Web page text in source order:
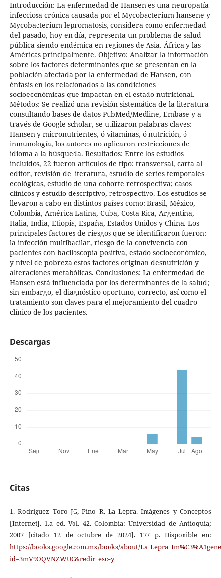
Introducción: La enfermedad de Hansen es una neuropatía
infecciosa crónica causada por el Mycobacterium hansene y
Mycobacterium lepromatosis, considera como enfermedad
del pasado, hoy en día, representa un problema de salud
pública siendo endémica en regiones de Asia, África y las
Américas principalmente. Objetivo: Analizar la información
sobre los factores determinantes que se presentan en la
población afectada por la enfermedad de Hansen, con
énfasis en los relacionados a las condiciones
socioeconómicas que impactan en el estado nutricional.
Métodos: Se realizó una revisión sistemática de la literatura
consultando bases de datos PubMed/Medline, Embase y a
través de Google scholar, se utilizaron palabras claves:
Hansen y micronutrientes, ó vitaminas, ó nutrición, ó
inmunología, los autores no aplicaron restricciones de
idioma a la búsqueda. Resultados: Entre los estudios
incluidos, 22 fueron artículos de tipo: transversal, carta al
editor, revisión de literatura, estudio de series temporales
ecológicas, estudio de una cohorte retrospectiva; casos
clínicos y estudio descriptivo, retrospectivo. Los estudios se
llevaron a cabo en distintos países como: Brasil, México,
Colombia, América Latina, Cuba, Costa Rica, Argentina,
Italia, India, Etiopia, España, Estados Unidos y China. Los
principales factores de riesgos que se identificaron fueron:
la infección multibacilar, riesgo de la convivencia con
pacientes con baciloscopia positiva, estado socioeconómico,
y nivel de pobreza estos factores originan desnutrición y
alteraciones metabólicas. Conclusiones: La enfermedad de
Hansen está influenciada por los determinantes de la salud;
sin embargo, el diagnóstico oportuno, correcto, así como el
tratamiento son claves para el mejoramiento del cuadro
clínico de los pacientes.
Descargas
Citas
1. Rodríguez Toro JG, Pino R. La Lepra. Imágenes y Conceptos
[Internet]. 1.a ed. Vol. 42. Colombia: Universidad de Antioquia;
2007 [citado 12 de octubre de 2024]. 177 p. Disponible en:
https://books.google.com.mx/books/about/
id=3mV9OQVNZWUC&redir_esc=y